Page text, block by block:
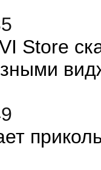
Store